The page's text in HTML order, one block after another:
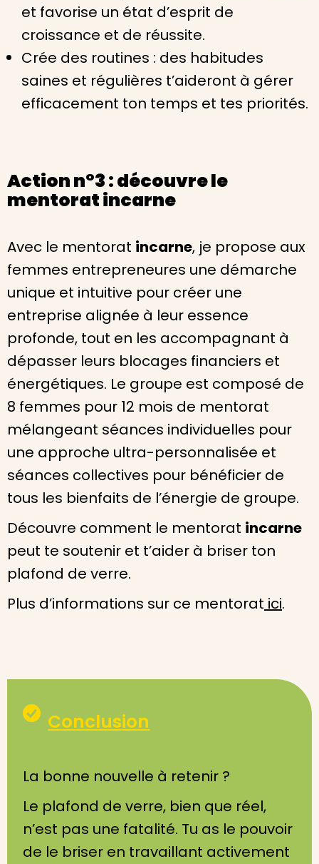
et favorise un état d’esprit de
croissance et de réussite.
Crée des routines : des habitudes
saines et régulières t’aideront à gérer
efficacement ton temps et tes priorités.
Action n°3 : découvre le
mentorat incarne
Avec le mentorat incarne, je propose aux
femmes entrepreneures une démarche
unique et intuitive pour créer une
entreprise alignée à leur essence
profonde, tout en les accompagnant à
dépasser leurs blocages financiers et
énergétiques. Le groupe est composé de
8 femmes pour 12 mois de mentorat
mélangeant séances individuelles pour
une approche ultra-personnalisée et
séances collectives pour bénéficier de
tous les bienfaits de l’énergie de groupe.
Découvre comment le mentorat incarne
peut te soutenir et t’aider à briser ton
plafond de verre.
Plus d’informations sur ce mentorat ici.
Conclusion
La bonne nouvelle à retenir ?
Le plafond de verre, bien que réel,
n’est pas une fatalité. Tu as le pouvoir
de le briser en travaillant activement